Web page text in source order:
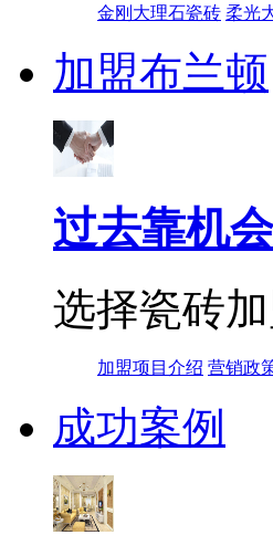
金刚大理石瓷砖 柔光
加盟布兰顿
过去靠机
选择瓷砖
加盟项目介绍 营销政
成功案例